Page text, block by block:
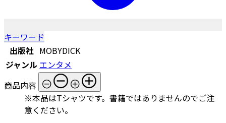
キーワード
出版社 MOBYDICK
ジャンル エンタメ
商品内容
※本品はTシャツです。書籍ではありませんのでご注
意ください。